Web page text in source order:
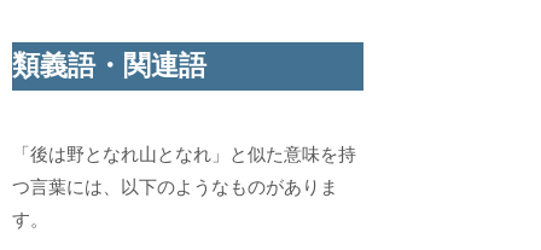
類義語・関連語
「後は野となれ山となれ」と似た意味を持
つ言葉には、以下のようなものがありま
す。